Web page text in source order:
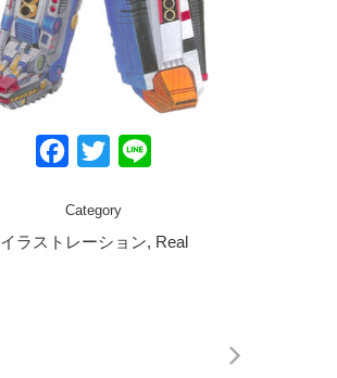
Facebook
Twitter
Category
イラストレーション, Real